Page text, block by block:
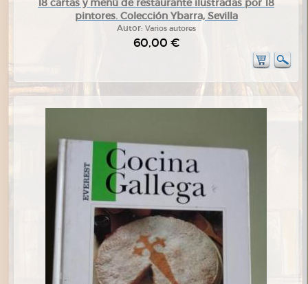
18 cartas y menú de restaurante ilustradas por 18
pintores. Colección Ybarra, Sevilla
Autor: Varios autores
60,00 €